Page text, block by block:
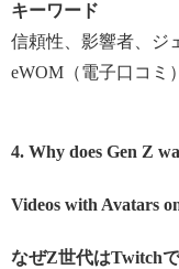
キーワード
信頼性、影響者、ジ
eWOM （電子口コミ）
4. Why does Gen Z
Videos with Avatars
なぜZ世代はTwitch